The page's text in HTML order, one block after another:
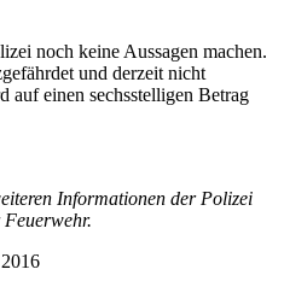
noch keine Aussagen machen.
und derzeit nicht
auf einen sechsstelligen Betrag
Informationen der Polizei